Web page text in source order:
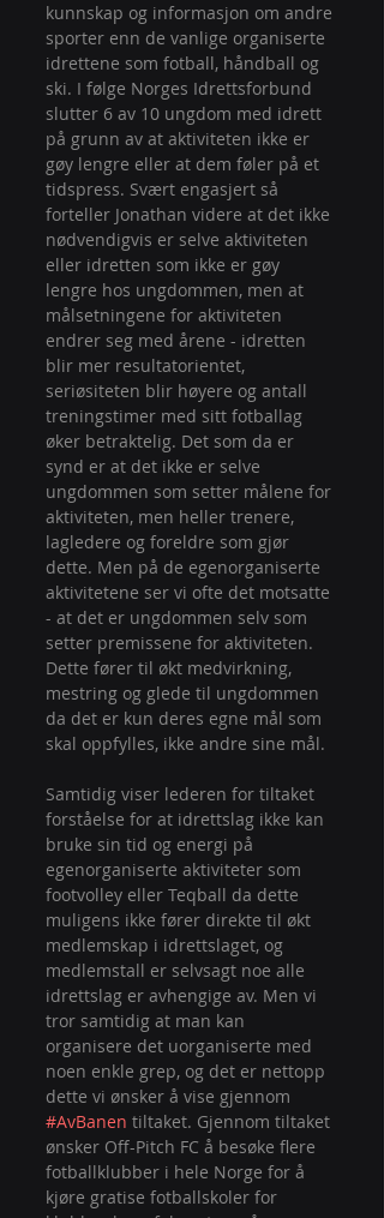
kunnskap og informasjon om andre
sporter enn de vanlige organiserte
idrettene som fotball, håndball og
ski. I følge Norges Idrettsforbund
slutter 6 av 10 ungdom med idrett
på grunn av at aktiviteten ikke er
gøy lengre eller at dem føler på et
tidspress. Svært engasjert så
forteller Jonathan videre at det ikke
nødvendigvis er selve aktiviteten
eller idretten som ikke er gøy
lengre hos ungdommen, men at
målsetningene for aktiviteten
endrer seg med årene - idretten
blir mer resultatorientet,
seriøsiteten blir høyere og antall
treningstimer med sitt fotballag
øker betraktelig. Det som da er
synd er at det ikke er selve
ungdommen som setter målene for
aktiviteten, men heller trenere,
lagledere og foreldre som gjør
dette. Men på de egenorganiserte
aktivitetene ser vi ofte det motsatte
- at det er ungdommen selv som
setter premissene for aktiviteten.
Dette fører til økt medvirkning,
mestring og glede til ungdommen
da det er kun deres egne mål som
skal oppfylles, ikke andre sine mål.
Samtidig viser lederen for tiltaket
forståelse for at idrettslag ikke kan
bruke sin tid og energi på
egenorganiserte aktiviteter som
footvolley eller Teqball da dette
muligens ikke fører direkte til økt
medlemskap i idrettslaget, og
medlemstall er selvsagt noe alle
idrettslag er avhengige av. Men vi
tror samtidig at man kan
organisere det uorganiserte med
noen enkle grep, og det er nettopp
dette vi ønsker å vise gjennom
#AvBanen tiltaket. Gjennom tiltaket
ønsker Off-Pitch FC å besøke flere
fotballklubber i hele Norge for å
kjøre gratise fotballskoler for